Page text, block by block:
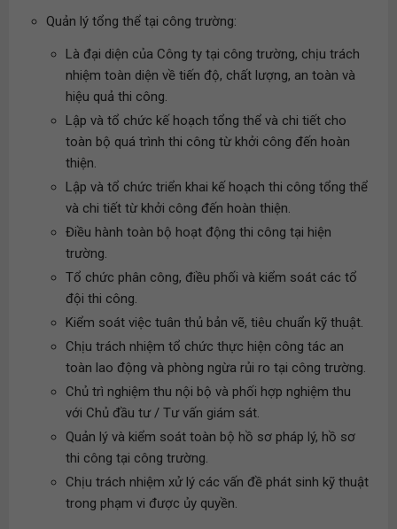
Quản lý tổng thể tại công trường:
Là đại diện của Công ty tại công trường, chịu trách
nhiệm toàn diện về tiến độ, chất lượng, an toàn và
hiệu quả thi công.
Lập và tổ chức kế hoạch tổng thể và chi tiết cho
toàn bộ quá trình thi công từ khởi công đến hoàn
thiện.
Lập và tổ chức triển khai kế hoạch thi công tổng thể
và chi tiết từ khởi công đến hoàn thiện.
Điều hành toàn bộ hoạt động thi công tại hiện
trường.
Tổ chức phân công, điều phối và kiểm soát các tổ
đội thi công.
Kiểm soát việc tuân thủ bản vẽ, tiêu chuẩn kỹ thuật.
Chịu trách nhiệm tổ chức thực hiện công tác an
toàn lao động và phòng ngừa rủi ro tại công trường.
Chủ trì nghiệm thu nội bộ và phối hợp nghiệm thu
với Chủ đầu tư / Tư vấn giám sát.
Quản lý và kiểm soát toàn bộ hồ sơ pháp lý, hồ sơ
thi công tại công trường.
Chịu trách nhiệm xử lý các vấn đề phát sinh kỹ thuật
trong phạm vi được ủy quyền.